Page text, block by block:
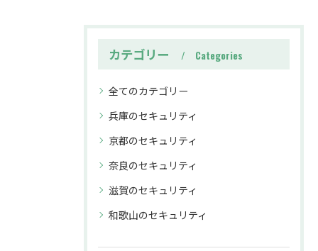
カテゴリー Categories
全てのカテゴリー
兵庫のセキュリティ
京都のセキュリティ
奈良のセキュリティ
滋賀のセキュリティ
和歌山のセキュリティ